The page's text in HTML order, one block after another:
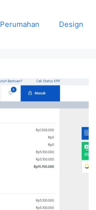
Perumahan Design